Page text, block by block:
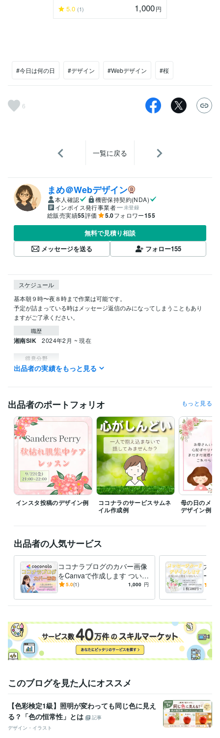
5.0 (1) 1,000円
#今日は何の日 #デザイン #Webデザイン #桜
6
一覧に戻る
まめ＠Webデザイン
本人確認
機密保持契約(NDA)
インボイス発行事業者
未登録
総販売実績55評価 5.0フォロワー155
無料で見積り相談
メッセージを送る
フォロー155
スケジュール
基本朝９時〜夜８時まで作業は可能です。
予定が詰まっている時はメッセージ返信のみになってしまうこともあり
ますがご了承ください。
職歴
湘南SIK 2024年2月 ~ 現在
得意分野
Web制作・HP作成・EC構築 Canvaを使った画像の作成
出品者の実績をもっと見る
出品者のポートフォリオ もっと見る
インスタ投稿のデザイン例
ココナラのサービスサムネ
イル作成例
母の日のメッ
デザイン例
出品者の人気サービス
ココナラブログのカバー画像
をCanvaで作成します つい読
みたくなる！目に留まるカバ
5.0(1) 1,000 円
大切
ード
へ送
このブログを見た人にオススメ
【色彩検定1級】照明が変わっても同じ色に見え
る？「色の恒常性」とは
記事
デザイン・イラスト